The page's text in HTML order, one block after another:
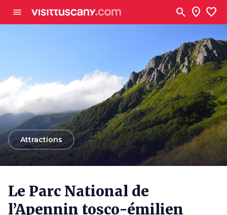
menu search location_on favorite
arrow_backAttractions
Le Parc National de
l’Apennin tosco-émilien